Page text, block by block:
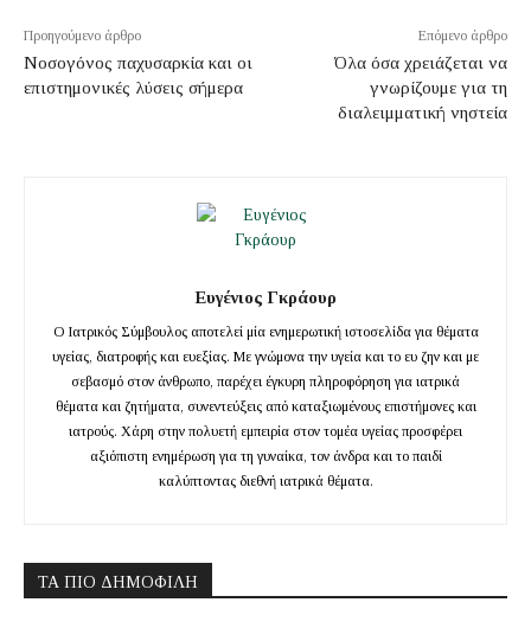
Προηγούμενο άρθρο
Νοσογόνος παχυσαρκία και οι
επιστημονικές λύσεις σήμερα
Επόμενο άρθρο
Όλα όσα χρειάζεται να
γνωρίζουμε για τη
διαλειμματική νηστεία
Ευγένιος Γκράουρ
Ο Ιατρικός Σύμβουλος αποτελεί μία ενημερωτική ιστοσελίδα για θέματα
υγείας, διατροφής και ευεξίας. Με γνώμονα την υγεία και το ευ ζην και με
σεβασμό στον άνθρωπο, παρέχει έγκυρη πληροφόρηση για ιατρικά
θέματα και ζητήματα, συνεντεύξεις από καταξιωμένους επιστήμονες και
ιατρούς. Χάρη στην πολυετή εμπειρία στον τομέα υγείας προσφέρει
αξιόπιστη ενημέρωση για τη γυναίκα, τον άνδρα και το παιδί
καλύπτοντας διεθνή ιατρικά θέματα.
ΤΑ ΠΙΟ ΔΗΜΟΦΙΛΉ